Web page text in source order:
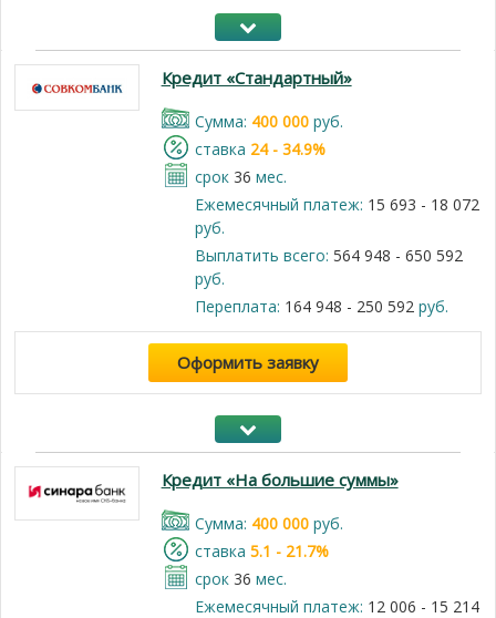
Кредит «Стандартный»
Cумма: 400 000руб.
cтавка 24 - 34.9%
срок 36 мес.
Ежемесячный платеж: 15 693 - 18 072
руб.
Выплатить всего: 564 948 - 650 592
руб.
Переплата: 164 948 - 250 592руб.
Оформить заявку
Кредит «На большие суммы»
Cумма: 400 000руб.
cтавка 5.1 - 21.7%
срок 36 мес.
Ежемесячный платеж: 12 006 - 15 214